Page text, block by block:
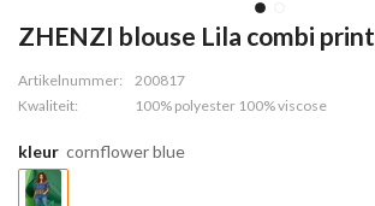
ZHENZI blouse Lila combi print
Artikelnummer:
200817
Kwaliteit:
100% polyester 100% viscose
kleur cornflower blue